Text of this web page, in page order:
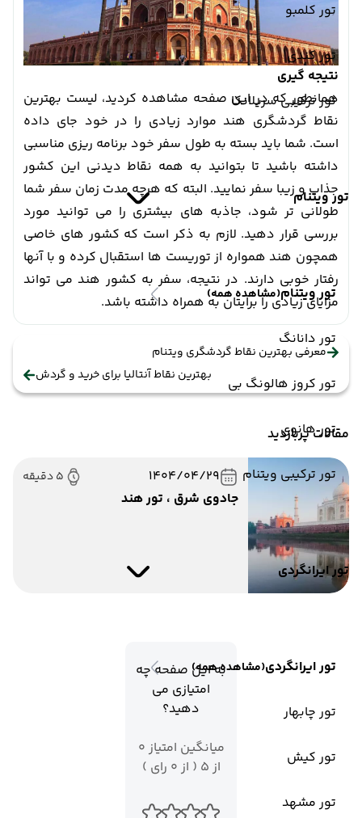
تور کلمبو
تور کندی
تور ترکیبی سریلانکا
تور ویتنام
تور ویتنام(مشاهده همه)
تور دانانگ
تور کروز هالونگ بی
تور هانوی
تور ترکیبی ویتنام
تور ایرانگردی
تور ایرانگردی(مشاهده همه)
تور چابهار
تور کیش
تور مشهد
نتیجه گیری
همانطور که در این صفحه مشاهده کردید، لیست بهترین
نقاط گردشگری هند موارد زیادی را در خود جای داده
است. شما باید بسته به طول سفر خود برنامه ریزی مناسبی
داشته باشید تا بتوانید به همه نقاط دیدنی این کشور
جذاب و زیبا سفر نمایید. البته که هرچه مدت زمان سفر شما
طولانی تر شود، جاذبه های بیشتری را می توانید مورد
بررسی قرار دهید. لازم به ذکر است که کشور های خاصی
همچون هند همواره از توریست ها استقبال کرده و با آنها
رفتار خوبی دارند. در نتیجه، سفر به کشور هند می تواند
مزایای زیادی را برایتان به همراه داشته باشد.
معرفی بهترین نقاط گردشگری ویتنام
بهترین نقاط آنتالیا برای خرید و گردش
مقالات پربازدید
1404/04/29 5 دقیقه
جادوی شرق ، تور هند
به این صفحه چه
امتیازی می
دهید؟
میانگین امتیاز 0
از 5 ( از 0 رای )